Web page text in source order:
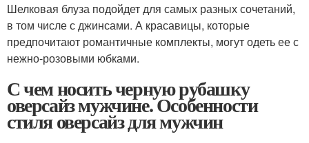
Шелковая блуза подойдет для самых разных сочетаний,
в том числе с джинсами. А красавицы, которые
предпочитают романтичные комплекты, могут одеть ее с
нежно-розовыми юбками.
С чем носить черную рубашку
оверсайз мужчине. Особенности
стиля оверсайз для мужчин